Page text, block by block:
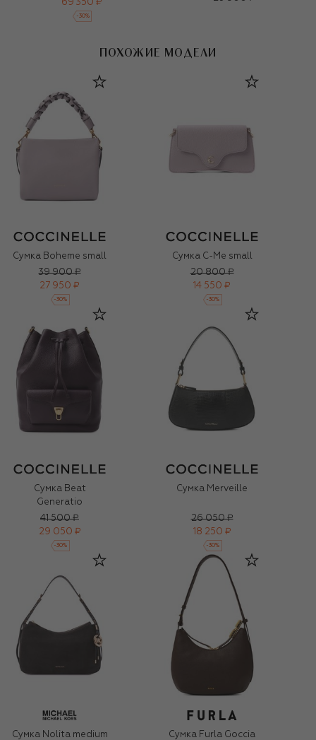
69 350 ₽
-30%
ПОХОЖИЕ МОДЕЛИ
Сумка Boheme small
39 900 ₽
27 950 ₽
-30%
Сумка C-Me small
20 800 ₽
14 550 ₽
-30%
Сумка Beat
Generatio
41 500 ₽
29 050 ₽
-30%
Сумка Merveille
26 050 ₽
18 250 ₽
-30%
Сумка Nolita medium
Сумка Furla Goccia